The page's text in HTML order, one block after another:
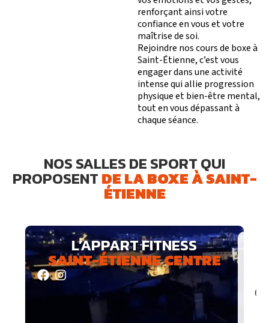
renforçant ainsi votre
confiance en vous et votre
maîtrise de soi.
Rejoindre nos cours de boxe à
Saint-Étienne, c’est vous
engager dans une activité
intense qui allie progression
physique et bien-être mental,
tout en vous dépassant à
chaque séance.
NOS SALLES DE SPORT QUI
PROPOSENTDE LA BOXE À SAINT-
ÉTIENNE
Horaires d’ouverture
Du lundi au dimanche : 6h-23h
Adresse
123 Rue Bergson,42000 Saint-étienne
Contact
L’APPART FITNESS
SAINT-ÉTIENNE CENTRE
6